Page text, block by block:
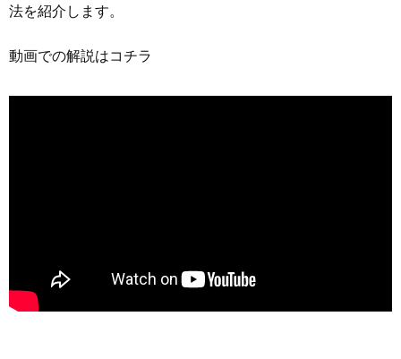
法を紹介します。
動画での解説はコチラ